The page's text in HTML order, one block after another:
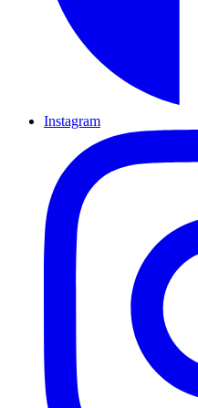
Instagram